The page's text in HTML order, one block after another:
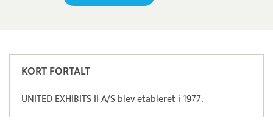
KORT FORTALT
UNITED EXHIBITS II A/S blev etableret i 1977.